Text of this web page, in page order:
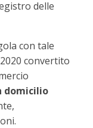
delle
con tale
convertito
domicilio